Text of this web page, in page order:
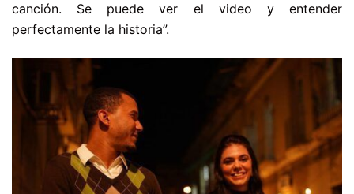
canción. Se puede ver el video y entender
perfectamente la historia”.